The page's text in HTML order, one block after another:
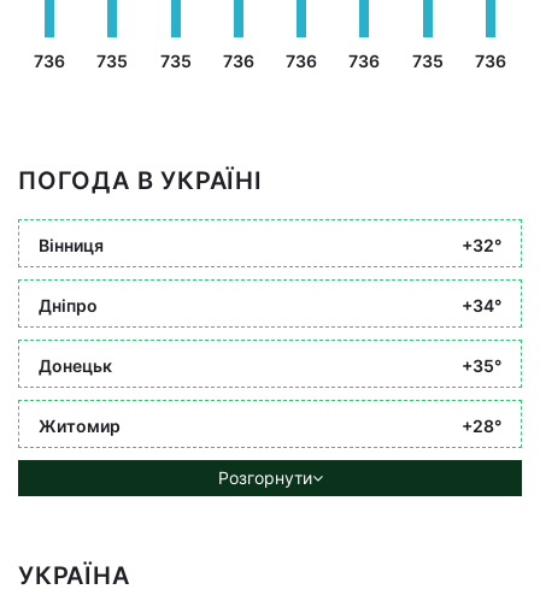
736 735 735 736 736 736 735 736
ПОГОДА В УКРАЇНІ
Вінниця +32°
Дніпро +34°
Донецьк +35°
Житомир +28°
Розгорнути
УКРАЇНА